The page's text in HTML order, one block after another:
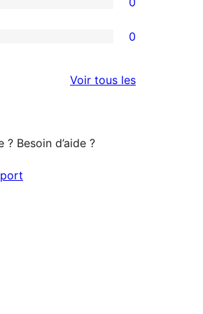
0
Voir tous lesavis
Besoin d’aide ?